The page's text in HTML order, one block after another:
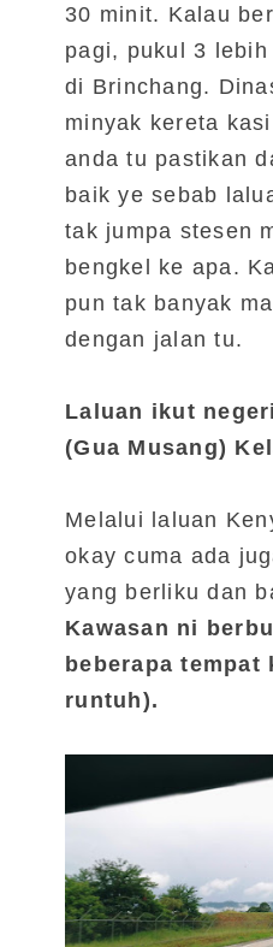
30 minit. Kalau
pagi, pukul 3
di Brinchang.
minyak kereta
anda tu pastikan
baik ye sebab
tak jumpa stesen
bengkel ke apa.
pun tak banyak
dengan jalan tu.
Laluan ikut
(Gua Musang)
Melalui laluan
okay cuma ada
yang berliku dan
Kawasan ni
beberapa tempat
runtuh).